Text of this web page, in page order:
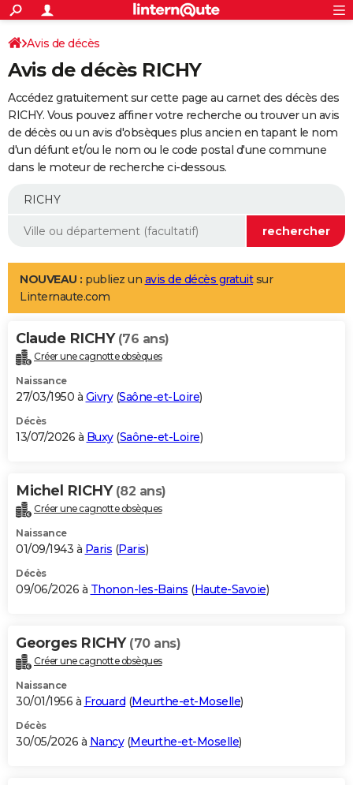
ACTUALITÉS
Politique
Société
Faits Divers
Education
Monde
Villes
+
SPORT
Coupe du monde 2026
Football
Tennis
Cyclisme
Rugby
Forum
Programme TV
TNT
Streaming
Cinéma
Sorties cinéma
Musique
+
FINANCE
Retraite
Impôts
Epargne
Immobilier
Risques naturels par ville
Banque
Assurance
Crédit
AUTO
Essais
Réserver un essai
Citadines
Berlines
SUV
Forum auto
+
Mobiles
Meilleur smartphone
Internet
Ordinateurs
Jeux vidéo
Guide high-tech
Aménagement intérieur
LIFESTYLE
Art de vivre
Bien-être
Loisirs
Mode
Modes de vie
Alimentation
Guide de la santé
Maladies
Médicaments
Sommeil
VOYAGE
Destinations
City break
Voyage nature
Voyage de noces
Forum
Climat
+PHOTO
GUIDES D'ACHAT
BONS PLANS
Carte de Noël
Carte Bonne année
Carte Saint-Valentin
Carte Pâques
Carte d'anniversaire
DICTIONNAIRE
Dictionnaire
Biographies
Citations
Expressions
Proverbes
PROGRAMME TV
S'inscrire
Se connecter
Lycées
Collèges
Primaires
Universités
Entreprises
Service militaire
Avis de recherche
AVIS DE DÉCÈS
Bricolage
Lifestyle
Culture
Sport
Auto
Television
Voyage
Cinema
Avis de décès
Avis de décès RICHY
Accédez gratuitement sur cette page au carnet des décès des
RICHY. Vous pouvez affiner votre recherche ou trouver un avis
de décès ou un avis d'obsèques plus ancien en tapant le nom
d'un défunt et/ou le nom ou le code postal d'une commune
dans le moteur de recherche ci-dessous.
NOUVEAU : publiez un avis de décès gratuitsur
Linternaute.com
Claude RICHY (76 ans)
Créer une cagnotte obsèques
Naissance
27/03/1950 à Givry(Saône-et-Loire)
Décès
13/07/2026 à Buxy(Saône-et-Loire)
Michel RICHY (82 ans)
Créer une cagnotte obsèques
Naissance
01/09/1943 à Paris (Paris)
Décès
09/06/2026 à Thonon-les-Bains (Haute-Savoie)
Georges RICHY (70 ans)
Créer une cagnotte obsèques
Naissance
30/01/1956 à Frouard (Meurthe-et-Moselle)
Décès
30/05/2026 à Nancy(Meurthe-et-Moselle)